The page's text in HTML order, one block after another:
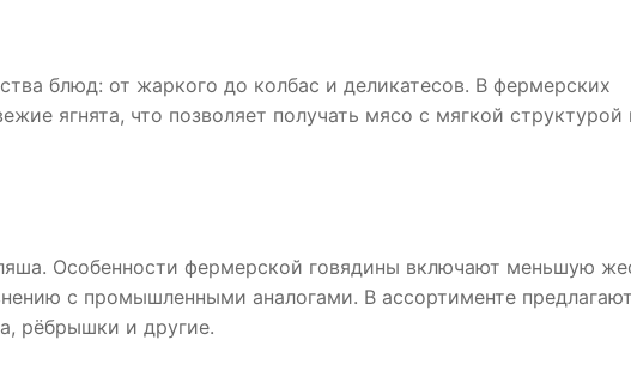
блюд: от жаркого до колбас и деликатесов. В фермерских
ягнята, что позволяет получать мясо с мягкой структурой
Особенности фермерской говядины включают меньшую
с промышленными аналогами. В ассортименте
рёбрышки и другие.